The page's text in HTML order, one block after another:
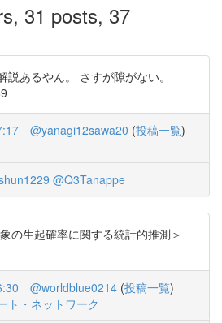
31 posts, 37
あるやん。 さすが隙がない。
@yanagi12sawa20 (投稿一覧)
@Q3Tanappe
の生起確率に関する統計的推測＞
@worldblue0214 (投稿一覧)
ト・ネットワーク